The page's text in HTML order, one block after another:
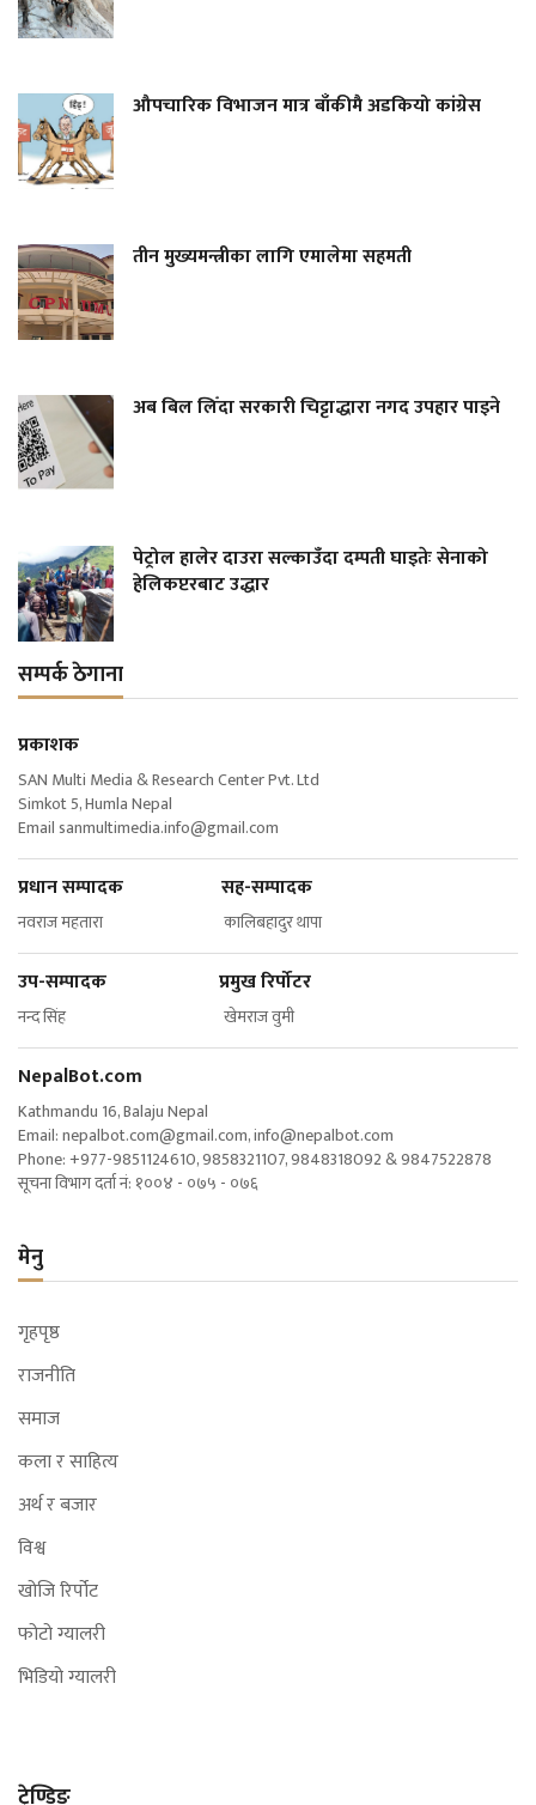
औपचारिक विभाजन मात्र बाँकीमै अडकियो कांग्रेस
तीन मुख्यमन्त्रीका लागि एमालेमा सहमती
अब बिल लिँदा सरकारी चिट्टाद्धारा नगद उपहार पाइने
पेट्रोल हालेर दाउरा सल्काउँदा दम्पती घाइतेः सेनाको
हेलिकप्टरबाट उद्धार
सम्पर्क ठेगाना
प्रकाशक
SAN Multi Media & Research Center Pvt. Ltd
Simkot 5, Humla Nepal
Email sanmultimedia.info@gmail.com
प्रधान सम्पादक सह-सम्पादक
नवराज महतारा कालिबहादुर थापा
उप-सम्पादक प्रमुख रिर्पोटर
नन्द सिंह खेमराज वुमी
NepalBot.com
Kathmandu 16, Balaju Nepal
Email:nepalbot.com@gmail.com,info@nepalbot.com
Phone: +977-9851124610, 9858321107, 9848318092 & 9847522878
सूचना विभाग दर्ता नं: १००४ - ०७५ - ०७६
मेनु
गृहपृष्ठ
राजनीति
समाज
कला र साहित्य
अर्थ र बजार
विश्व
खोजि रिर्पोट
फोटो ग्यालरी
भिडियो ग्यालरी